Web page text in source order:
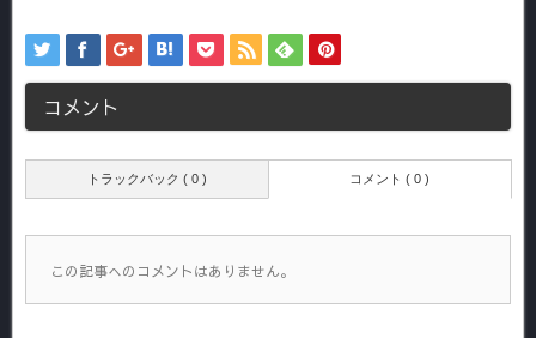
コメント
トラックバック ( 0 ) コメント ( 0 )
この記事へのコメントはありません。